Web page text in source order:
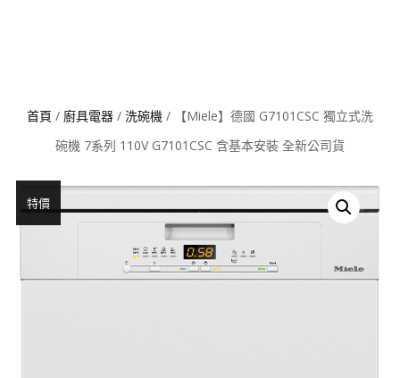
首頁 / 廚具電器 / 洗碗機 / 【Miele】德國 G7101CSC 獨立式洗
碗機 7系列 110V G7101CSC 含基本安裝 全新公司貨
特價